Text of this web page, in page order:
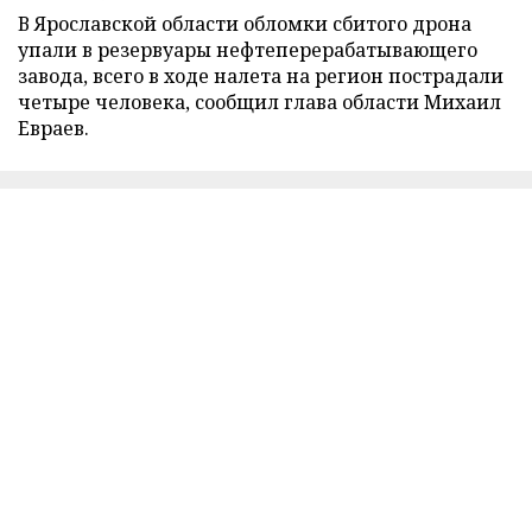
В Ярославской области обломки сбитого дрона
упали в резервуары нефтеперерабатывающего
завода, всего в ходе налета на регион пострадали
четыре человека, сообщил глава области Михаил
Евраев.